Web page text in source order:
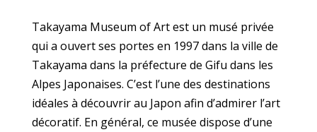
Takayama Museum of Art est un musé privée
qui a ouvert ses portes en 1997 dans la ville de
Takayama dans la préfecture de Gifu dans les
Alpes Japonaises. C’est l’une des destinations
idéales à découvrir au Japon afin d’admirer l’art
décoratif. En général, ce musée dispose d’une